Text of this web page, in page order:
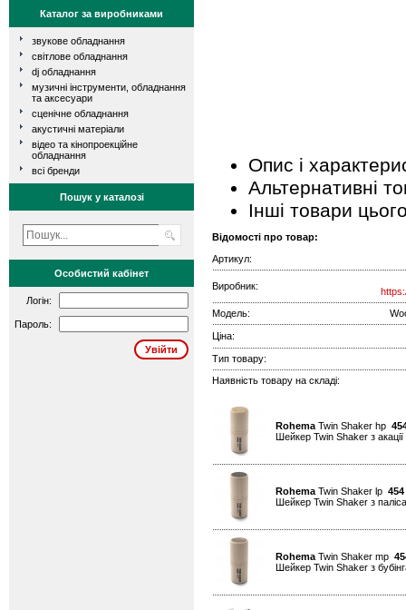
Каталог за виробниками
звукове обладнання
світлове обладнання
dj обладнання
музичні інструменти, обладнання
та аксесуари
сценічне обладнання
акустичні матеріали
відео та кінопроекційне
обладнання
всі бренди
Пошук у каталозі
Особистий кабінет
Логін:
Пароль:
Опис і
Альтернативні
Інші товари
Відомості про товар:
Артикул:
Виробник:
Модель:
Ціна:
Тип товару:
Наявність товару на складі:
Rohema Twin Shaker hp
Шейкер Twin Shaker з
Rohema Twin Shaker lp 454
Шейкер Twin Shaker з
Rohema Twin Shaker mp
Шейкер Twin Shaker з